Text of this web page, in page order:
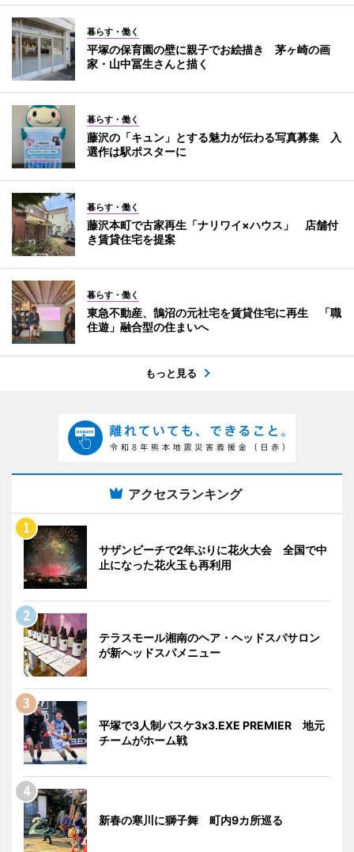
暮らす・働く
平塚の保育園の壁に親子でお絵描き 茅ヶ崎の画
家・山中冨生さんと描く
暮らす・働く
藤沢の「キュン」とする魅力が伝わる写真募集 入
選作は駅ポスターに
暮らす・働く
藤沢本町で古家再生「ナリワイ×ハウス」 店舗付
き賃貸住宅を提案
暮らす・働く
東急不動産、鵠沼の元社宅を賃貸住宅に再生 「職
住遊」融合型の住まいへ
もっと見る
アクセスランキング
サザンビーチで2年ぶりに花火大会 全国で中
止になった花火玉も再利用
テラスモール湘南のヘア・ヘッドスパサロン
が新ヘッドスパメニュー
平塚で3人制バスケ3x3.EXE PREMIER 地元
チームがホーム戦
新春の寒川に獅子舞 町内9カ所巡る